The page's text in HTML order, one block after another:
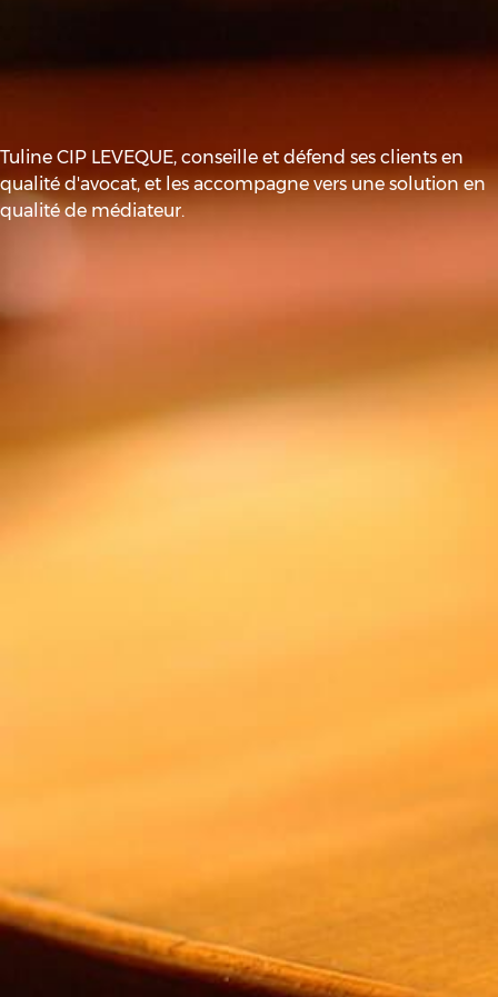
Tuline CIP LEVEQUE, conseille et défend ses clients en
qualité d'avocat, et les accompagne vers une solution en
qualité de médiateur.